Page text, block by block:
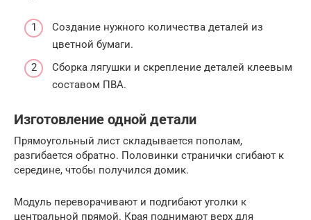
Создание нужного количества деталей из
цветной бумаги.
Сборка лягушки и скрепление деталей клеевым
составом ПВА.
Изготовление одной детали
Прямоугольный лист складывается пополам,
разгибается обратно. Половинки странички сгибают к
середине, чтобы получился домик.
Модуль переворачивают и подгибают уголки к
центральной прямой. Края поднимают верх для